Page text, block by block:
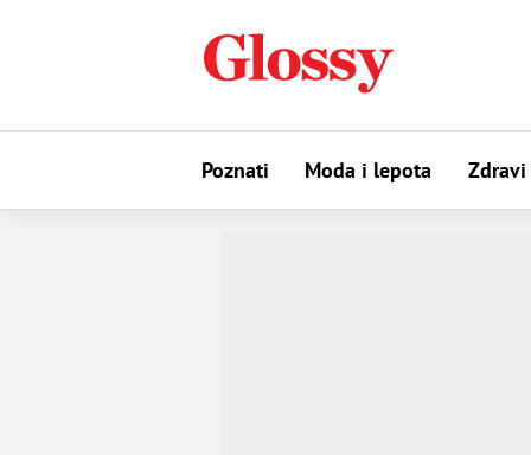
Poznati Moda i lepota